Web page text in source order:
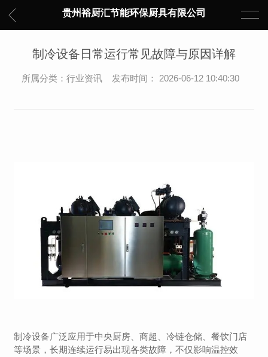
贵州裕厨汇节能环保厨具有限公司
制冷设备日常运行常见故障与原因详解
所属分类：行业资讯 发布时间： 2026-06-12 10:40:30
制冷设备广泛应用于中央厨房、商超、冷链仓储、餐饮门店
等场景，长期连续运行易出现各类故障，不仅影响温控效